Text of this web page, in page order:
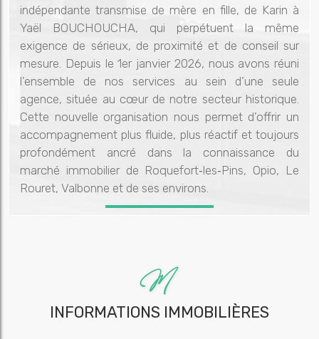
indépendante transmise de mère en fille, de Karin à
Yaël BOUCHOUCHA, qui perpétuent la même
exigence de sérieux, de proximité et de conseil sur
mesure. Depuis le 1er janvier 2026, nous avons réuni
l’ensemble de nos services au sein d’une seule
agence, située au cœur de notre secteur historique.
Cette nouvelle organisation nous permet d’offrir un
accompagnement plus fluide, plus réactif et toujours
profondément ancré dans la connaissance du
marché immobilier de Roquefort‑les‑Pins, Opio, Le
Rouret, Valbonne et de ses environs.
INFORMATIONS IMMOBILIÈRES